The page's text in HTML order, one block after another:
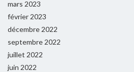
mars 2023
février 2023
décembre 2022
septembre 2022
juillet 2022
juin 2022